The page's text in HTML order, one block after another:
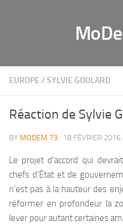
EUROPE /SYLVIE GOULARD
Réaction de Sylvie
BY MODEM 73 · 18 FÉVRIER 2016
Le projet d’accord qui
chefs d’État et de
n’est pas à la hauteur des
réformer en profondeur la
lever pour autant certaines